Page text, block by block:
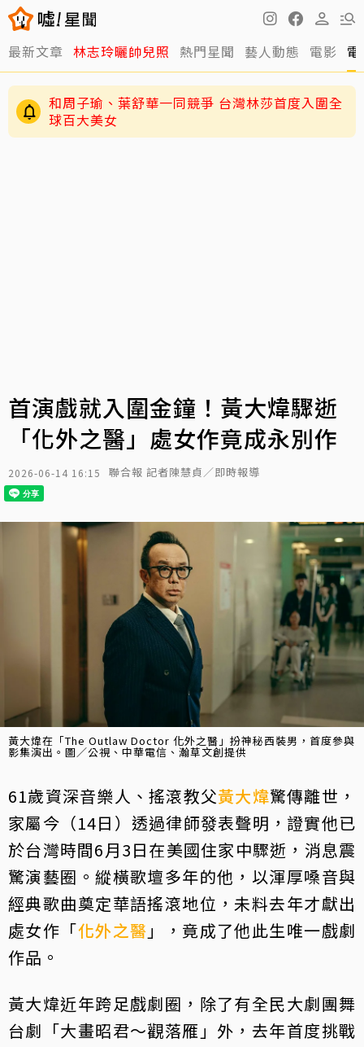
最新文章 林志玲曬帥兒照 熱門星聞 藝人動態 電影
和周子瑜、葉舒華一同競爭 台灣林莎首度入圍全
球百大美女
首演戲就入圍金鐘！黃大煒驟逝
「化外之醫」處女作竟成永別作
2026-06-14 16:15 聯合報 記者陳慧貞／即時報導
黃大煒在「The Outlaw Doctor 化外之醫」扮神秘西裝男，首度參與
影集演出。圖／公視、中華電信、瀚草文創提供
61歲資深音樂人、搖滾教父黃大煒驚傳離世，
家屬今（14日）透過律師發表聲明，證實他已
於台灣時間6月3日在美國住家中驟逝，消息震
驚演藝圈。縱橫歌壇多年的他，以渾厚嗓音與
經典歌曲奠定華語搖滾地位，未料去年才獻出
處女作「化外之醫 」，竟成了他此生唯一戲劇
作品。
黃大煒近年跨足戲劇圈，除了有全民大劇團舞
台劇「大畫昭君～觀落雁」外，去年首度挑戰